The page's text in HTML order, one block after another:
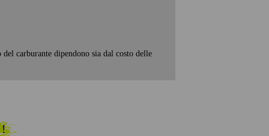
carburante dipendono sia dal costo delle
!